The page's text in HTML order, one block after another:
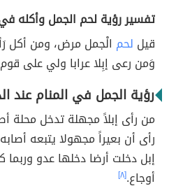
تفسير رؤية لحم الجمل وأكله
قيل لحم الْجمل مرض، ومن أكل
وَمن رعى إبِلا عرابا ولي على
رؤية الجمل في المنام عند
من رأى إبلاً مجهلة تدخل محلة
رأى أن بعيراً مجهولا يتبعه
إبل دخلت أرضا دخلها عدو وربما
أوجاع.[٨]